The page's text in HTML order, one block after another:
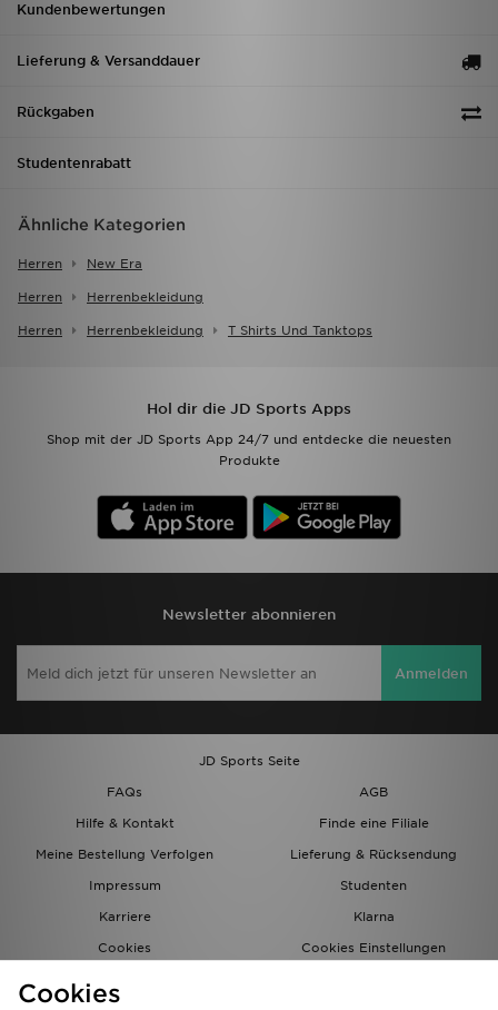
Kundenbewertungen
Lieferung & Versanddauer
Rückgaben
Studentenrabatt
Ähnliche Kategorien
Herren New Era
Herren Herrenbekleidung
Herren Herrenbekleidung T Shirts Und Tanktops
Hol dir die JD Sports Apps
Shop mit der JD Sports App 24/7 und entdecke die neuesten
Produkte
Newsletter abonnieren
Anmelden
JD Sports Seite
FAQs
AGB
Hilfe & Kontakt
Finde eine Filiale
Meine Bestellung Verfolgen
Lieferung & Rücksendung
Impressum
Studenten
Karriere
Klarna
Cookies
Cookies Einstellungen
Cookies